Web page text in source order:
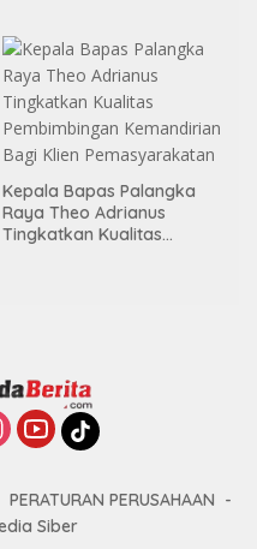
ke-81
Kepala Bapas Palangka
Raya Theo Adrianus
Tingkatkan Kualitas
PERATURAN PERUSAHAAN
Siber